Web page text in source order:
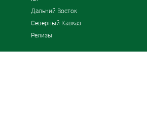
Дальний Восток
Северный Кавказ
Релизы